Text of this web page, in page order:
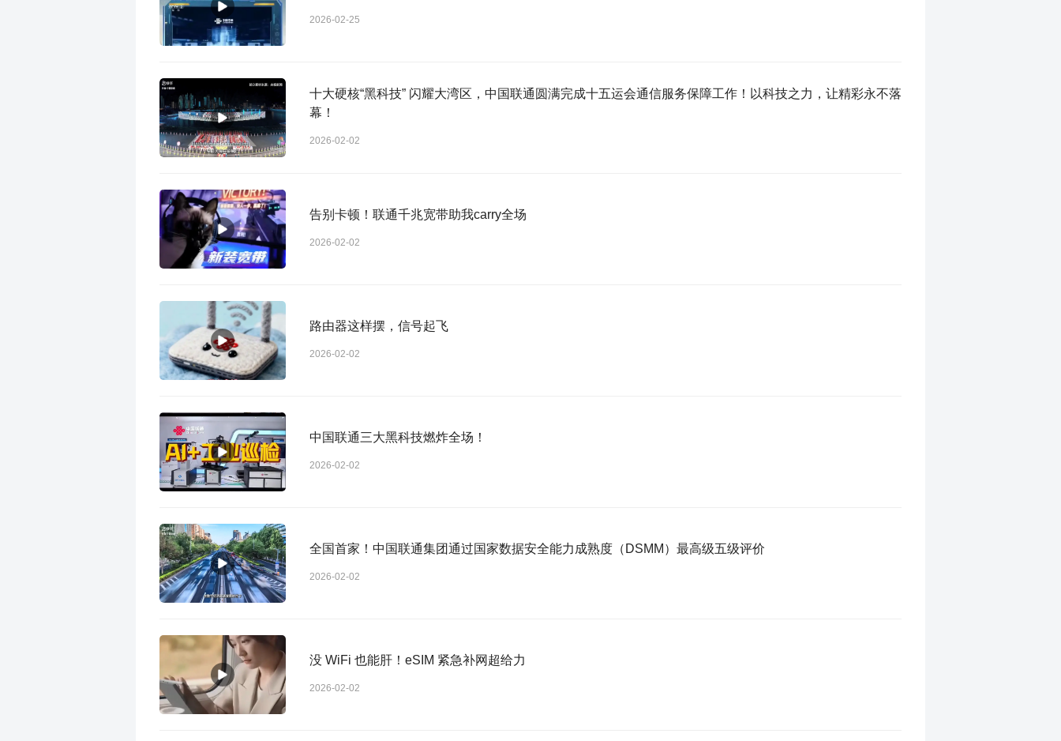
2026-02-25
十大硬核“黑科技” 闪耀大湾区，中国联通圆满完成十五运会通信服务保障工作！以科技之力，让精彩永不落
幕！
2026-02-02
告别卡顿！联通千兆宽带助我carry全场
2026-02-02
路由器这样摆，信号起飞
2026-02-02
中国联通三大黑科技燃炸全场！
2026-02-02
全国首家！中国联通集团通过国家数据安全能力成熟度（DSMM）最高级五级评价
2026-02-02
没 WiFi 也能肝！eSIM 紧急补网超给力
2026-02-02